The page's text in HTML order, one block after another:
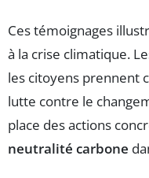
Ces témoignages
à la crise climatique.
les citoyens prennent
lutte contre le
place des actions
neutralité carbone